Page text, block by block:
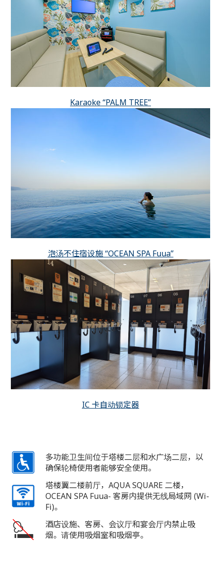
Karaoke “PALM TREE”
泡汤不住宿设施 “OCEAN SPA Fuua”
IC 卡自动锁定器
多功能卫生间位于塔楼二层和水广场二层，以
确保轮椅使用者能够安全使用。
塔楼翼二楼前厅，AQUA SQUARE 二楼，
OCEAN SPA Fuua- 客房内提供无线局域网 (Wi-
Fi)。
酒店设施、客房、会议厅和宴会厅内禁止吸
烟。请使用吸烟室和吸烟亭。